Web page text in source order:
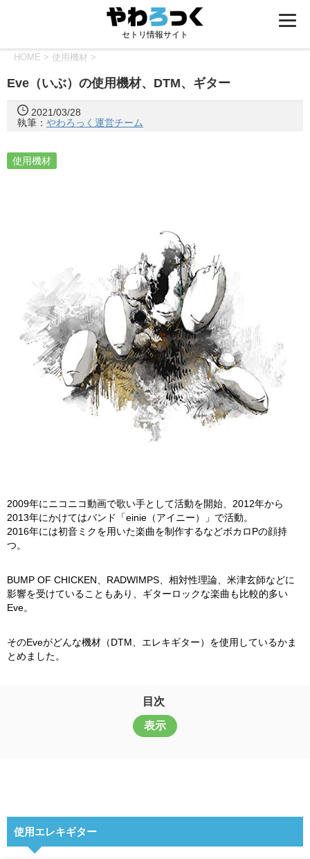
セトリ情報サイト
HOME > 使用機材 >
Eve（いぶ）の使用機材、DTM、ギター
2021/03/28
執筆： やわろっく運営チーム
使用機材
2009年にニコニコ動画で歌い手として活動を開始、2012年から
2013年にかけてはバンド「einie（アイニー）」で活動。
2016年には初音ミクを用いた楽曲を制作するなどボカロPの顔持
つ。
BUMP OF CHICKEN、RADWIMPS、相対性理論、米津玄師などに
影響を受けていることもあり、ギターロックな楽曲も比較的多い
Eve。
そのEveがどんな機材（DTM、エレキギター）を使用しているかま
とめました。
目次
表示
使用エレキギター